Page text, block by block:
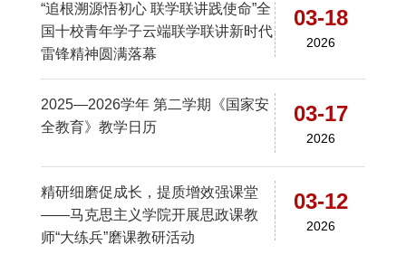
“追根溯源悟初心 联学联讲践使命”全
国十校青年学子云端联学联讲新时代
雷锋精神圆满落幕
03-18
2026
2025—2026学年 第二学期《国家安
全教育》教学日历
03-17
2026
精研细磨促成长，提质增效强课堂
——马克思主义学院开展思政课教
师“大练兵”磨课教研活动
03-12
2026